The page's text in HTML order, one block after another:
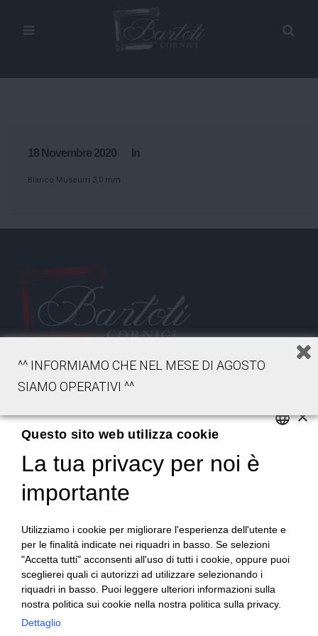
18 Novembre 2020 In
Bianco Museum 3,0 mm
42030 Vezzano sul Crostolo (RE)
Tel.
Stefano Bartoli – P.Iva00764300356
Home Progetto News
Archivio/Portfolio
Contatti
Sitemap
^^ INFORMIAMO CHE NEL MESE DI AGOSTO
SIAMO OPERATIVI ^^
×
Questo sito web utilizza cookie
La tua privacy per noi è
importante
Utilizziamo i cookie per migliorare l'esperienza dell'utente e
per le finalità indicate nei riquadri in basso. Se selezioni
"Accetta tutti" acconsenti all'uso di tutti i cookie, oppure puoi
sceglierei quali ci autorizzi ad utilizzare selezionando i
riquadri in basso. Puoi leggere ulteriori informazioni sulla
nostra politica sui cookie nella nostra politica sulla privacy.
Dettaglio